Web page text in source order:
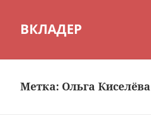
ВКЛАДЕР
Метка: Ольга Киселёва